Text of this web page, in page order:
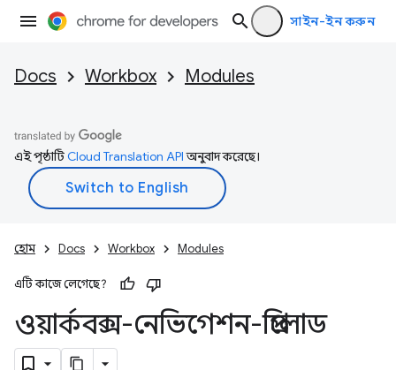
সাইন-ইন করুন
Docs Workbox Modules
এই পৃষ্ঠাটিCloud Translation APIঅনুবাদ করেছে।
হোম Docs Workbox Modules
এটি কাজে লেগেছে?
ওয়ার্কবক্স-নেভিগেশন-প্রিলোড